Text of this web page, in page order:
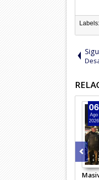
Labels:
06
Ago
2026